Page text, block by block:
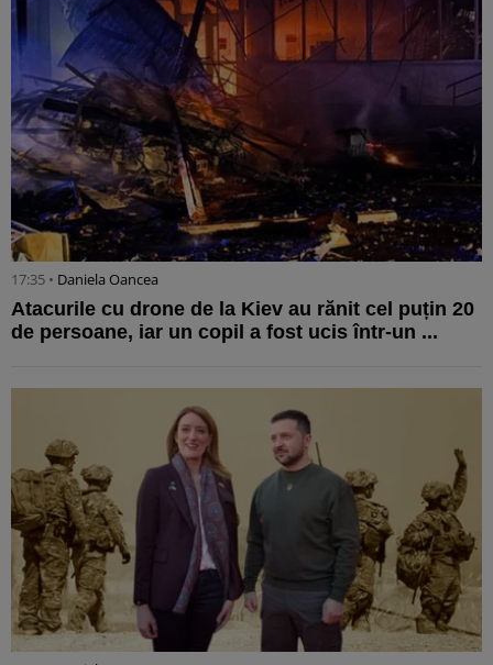
17:35 • Daniela Oancea
Atacurile cu drone de la Kiev au rănit cel puțin 20
de persoane, iar un copil a fost ucis într-un ...